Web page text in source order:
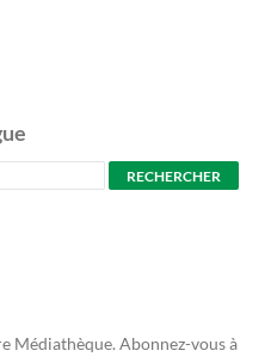
Médiathèque. Abonnez-vous à